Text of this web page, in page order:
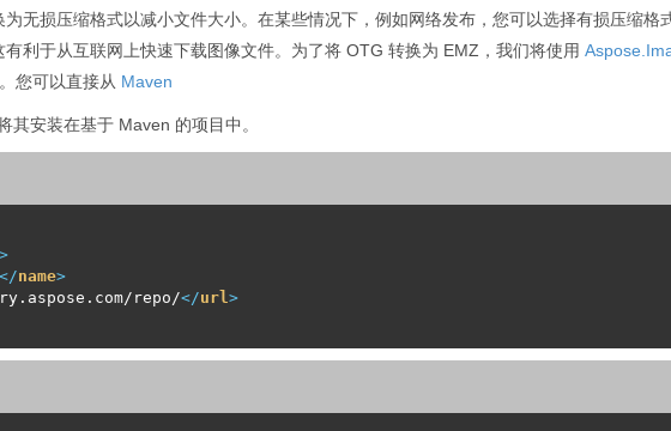
无损压缩格式以减小文件大小。在某些情况下，例如网络发布，您可以选择有损压缩
利于从互联网上快速下载图像文件。为了将 OTG 转换为 EMZ，我们将使用
您可以直接从 Maven
其安装在基于 Maven 的项目中。
>
</name>
repo/</url>